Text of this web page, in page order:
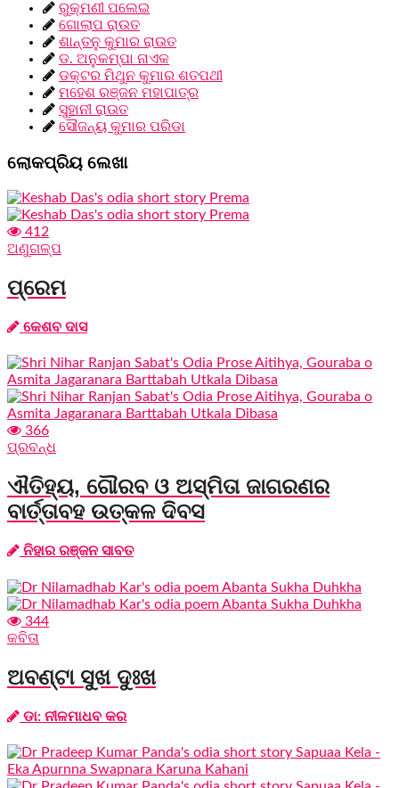
ରୁକ୍ମଣୀ ପଲେଇ
ଗୋଲାପ ରାଉତ
ଶାନ୍ତନୁ କୁମାର ରାଉତ
ଡ. ଅନୁକମ୍ପା ନାଏକ
ଡକ୍ଟର ମିଥୁନ କୁମାର ଶତପଥୀ
ମହେଶ ରଞ୍ଜନ ମହାପାତ୍ର
ସୁହାନୀ ରାଉତ
ସୌଜନ୍ୟ କୁମାର ପରିଡା
ଲୋକପ୍ରିୟ ଲେଖା
412
ଅଣୁଗଳ୍ପ
ପ୍ରେମ
କେଶବ ଦାସ
366
ପ୍ରବନ୍ଧ
ଐତିହ୍ୟ, ଗୌରବ ଓ ଅସ୍ମିତା ଜାଗରଣର
ବାର୍ତ୍ତାବହ ଉତ୍କଳ ଦିବସ
ନିହାର ରଞ୍ଜନ ସାବତ
344
କବିତା
ଅବଣ୍ଟା ସୁଖ ଦୁଃଖ
ଡା: ନୀଳମାଧବ କର